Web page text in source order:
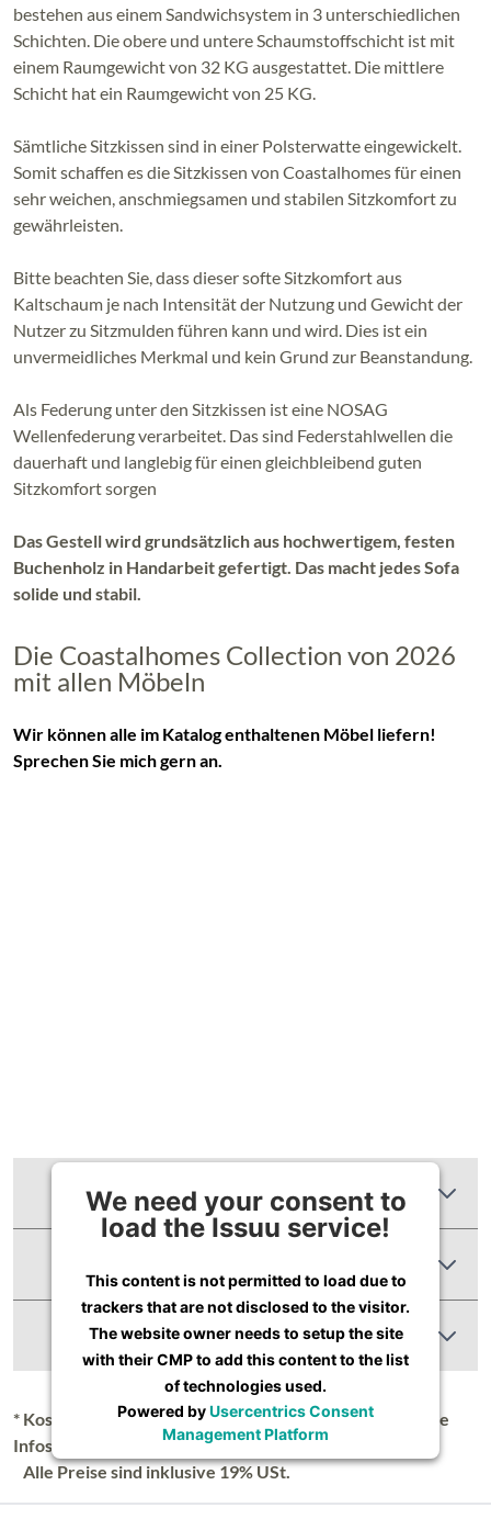
bestehen aus einem Sandwichsystem in 3 unterschiedlichen
Schichten. Die obere und untere Schaumstoffschicht ist mit
einem Raumgewicht von 32 KG ausgestattet. Die mittlere
Schicht hat ein Raumgewicht von 25 KG.
Sämtliche Sitzkissen sind in einer Polsterwatte eingewickelt.
Somit schaffen es die Sitzkissen von Coastalhomes für einen
sehr weichen, anschmiegsamen und stabilen Sitzkomfort zu
gewährleisten.
Bitte beachten Sie, dass dieser softe Sitzkomfort aus
Kaltschaum je nach Intensität der Nutzung und Gewicht der
Nutzer zu Sitzmulden führen kann und wird. Dies ist ein
unvermeidliches Merkmal und kein Grund zur Beanstandung.
Als Federung unter den Sitzkissen ist eine NOSAG
Wellenfederung verarbeitet. Das sind Federstahlwellen die
dauerhaft und langlebig für einen gleichbleibend guten
Sitzkomfort sorgen
Das Gestell wird grundsätzlich aus hochwertigem, festen
Buchenholz in Handarbeit gefertigt. Das macht jedes Sofa
solide und stabil.
Die Coastalhomes Collection von 2026
mit allen Möbeln
Wir können alle im Katalog enthaltenen Möbel liefern!
Sprechen Sie mich gern an.
We need your consent to
load the Issuu service!
This content is not permitted to load due to
trackers that are not disclosed to the visitor.
The website owner needs to setup the site
with their CMP to add this content to the list
of technologies used.
Powered byUsercentrics Consent
Management Platform
Zusätzliche Informationen
Abbildung Ähnlich
* Kostenloser Versand in Deutschland (Festland), nähere
Infos unter
Lieferung & Versand.
Alle Preise sind inklusive 19% USt.